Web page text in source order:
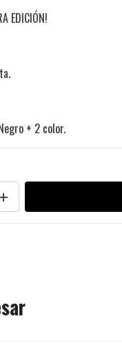
EDICIÓN!
+ 2 color.
+